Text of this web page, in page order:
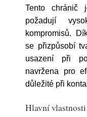
Tento chránič
požadují
kompromisů.
se přizpůsobí
usazení při
navržena pro
důležité při
Hlavní vlastnosti